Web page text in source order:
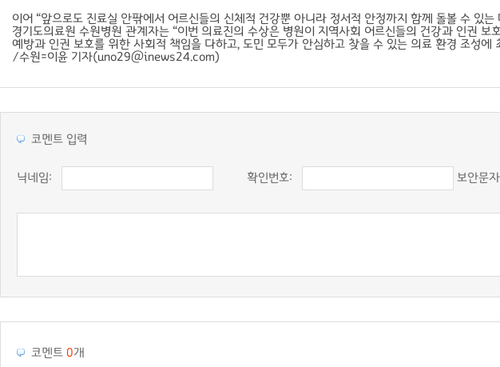
이어 “앞으로도 진료실 안팎에서 어르신들의 신체적 건강뿐 아니라 정서적 안정까지 함께 돌볼 수 있
경기도의료원 수원병원 관계자는 “이번 의료진의 수상은 병원이 지역사회 어르신들의 건강과 인권
예방과 인권 보호를 위한 사회적 책임을 다하고, 도민 모두가 안심하고 찾을 수 있는 의료 환경 조성에
/수원=이윤 기자(uno29@inews24.com)
코멘트 입력
닉네임: 확인번호: 보안문자
코멘트 0개